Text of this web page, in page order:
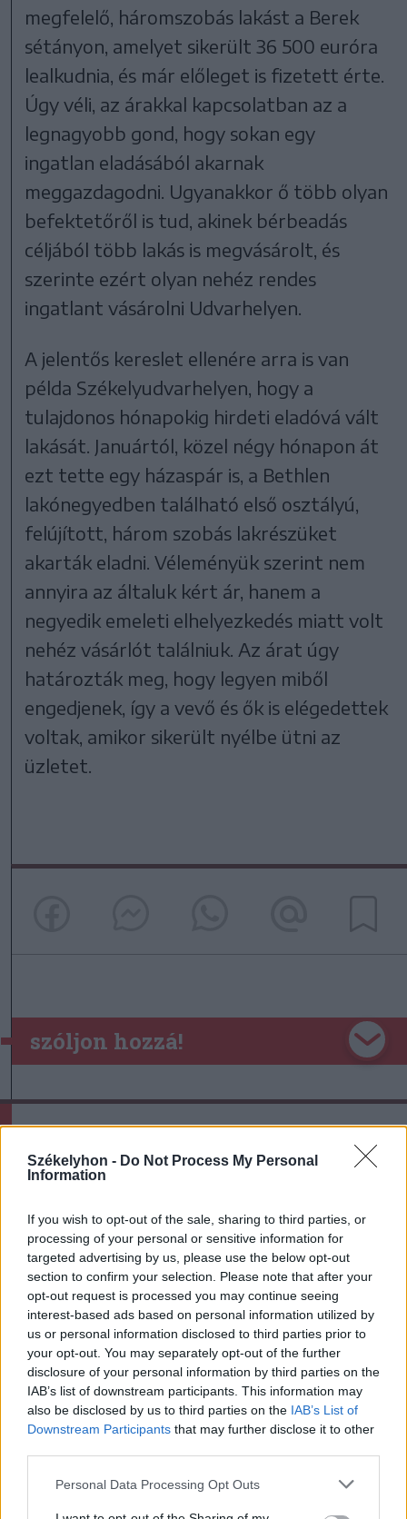
Székelyhon - Do Not Process My Personal
Information
If you wish to opt-out of the sale, sharing to third parties, or
processing of your personal or sensitive information for
targeted advertising by us, please use the below opt-out
section to confirm your selection. Please note that after your
opt-out request is processed you may continue seeing
interest-based ads based on personal information utilized by
us or personal information disclosed to third parties prior to
your opt-out. You may separately opt-out of the further
disclosure of your personal information by third parties on the
IAB’s list of downstream participants. This information may
also be disclosed by us to third parties on the IAB’s List of
Downstream Participants that may further disclose it to other
Personal Data Processing Opt Outs
megfelelő, háromszobás lakást a Berek
sétányon, amelyet sikerült 36 500 euróra
lealkudnia, és már előleget is fizetett érte.
Úgy véli, az árakkal kapcsolatban az a
legnagyobb gond, hogy sokan egy
ingatlan eladásából akarnak
meggazdagodni. Ugyanakkor ő több olyan
befektetőről is tud, akinek bérbeadás
céljából több lakás is megvásárolt, és
szerinte ezért olyan nehéz rendes
ingatlant vásárolni Udvarhelyen.
A jelentős kereslet ellenére arra is van
példa Székelyudvarhelyen, hogy a
tulajdonos hónapokig hirdeti eladóvá vált
lakását. Januártól, közel négy hónapon át
ezt tette egy házaspár is, a Bethlen
lakónegyedben található első osztályú,
felújított, három szobás lakrészüket
akarták eladni. Véleményük szerint nem
annyira az általuk kért ár, hanem a
negyedik emeleti elhelyezkedés miatt volt
nehéz vásárlót találniuk. Az árat úgy
határozták meg, hogy legyen miből
engedjenek, így a vevő és ők is elégedettek
voltak, amikor sikerült nyélbe ütni az
üzletet.
szóljon hozzá!
Ezek is érdekelhetik
Mentőhelikopterrel vitték
kórházba, miután kiemelték a
Marosból – frissítve
Székelyhon
Székelykeresztúri üzleteknél
és cégeknél razziáztak a
hatóságok
Nagy pofonba szaladt belé a